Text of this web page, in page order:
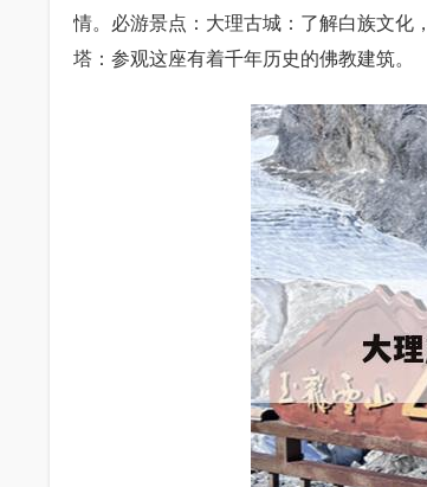
情。必游景点：大理古城：了解白族文化
塔：参观这座有着千年历史的佛教建筑。